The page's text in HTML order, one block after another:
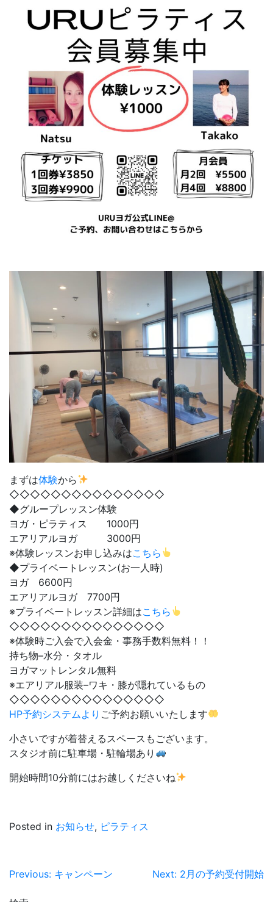
まずは体験から
◇◇◇◇◇◇◇◇◇◇◇◇◇◇◇
◆グループレッスン体験
ヨガ・ピラティス 1000円
エアリアルヨガ 3000円
※体験レッスンお申し込みはこちら
◆プライベートレッスン(お一人時)
ヨガ 6600円
エアリアルヨガ 7700円
※プライベートレッスン詳細はこちら
◇◇◇◇◇◇◇◇◇◇◇◇◇◇◇
※体験時ご入会で入会金・事務手数料無料！！
持ち物–水分・タオル
ヨガマットレンタル無料
※エアリアル服装–ワキ・膝が隠れているもの
◇◇◇◇◇◇◇◇◇◇◇◇◇◇◇
HP予約システムより ご予約お願いいたします
小さいですが着替えるスペースもございます。
スタジオ前に駐車場・駐輪場あり
開始時間10分前にはお越しくださいね
Posted in お知らせ, ピラティス
投
Previous: キャンペーン Next: 2月の予約受付開始